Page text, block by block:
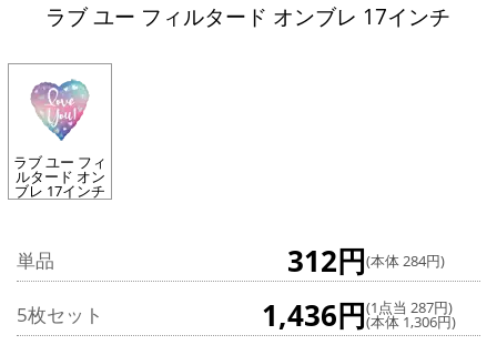
ラブ ユー フィルタード オンブレ 17インチ
ラブ ユー フィ
ルタード オン
ブレ 17インチ
単品 312円(本体 284円)
5枚セット 1,436円(1点当 287円)
(本体 1,306円)